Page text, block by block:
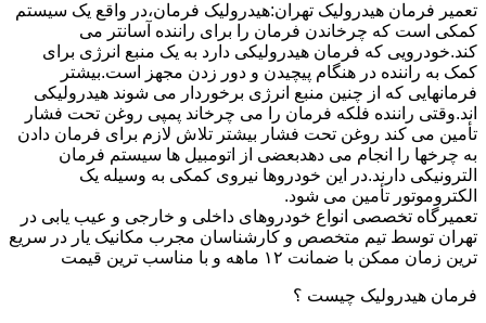
تعمیر فرمان هیدرولیک تهران:هیدرولیک فرمان،در واقع یک سیستم
کمکی است که چرخاندن فرمان را برای راننده آسانتر می
کند.خودرویی که فرمان هیدرولیکی دارد به یک منبع انرژی برای
کمک به راننده در هنگام پیچیدن و دور زدن مجهز است.بیشتر
فرمانهایی که از چنین منبع انرژی برخوردار می شوند هیدرولیکی
اند.وقتی راننده فلکه فرمان را می چرخاند پمپی روغن تحت فشار
تأمین می کند روغن تحت فشار بیشتر تلاش لازم برای فرمان دادن
به چرخها را انجام می دهدبعضی از اتومبیل ها سیستم فرمان
الترونیکی دارند.در این خودروها نیروی کمکی به وسیله یک
الکتروموتور تأمین می شود.
تعمیرگاه تخصصی انواع خودروهای داخلی و خارجی و عیب یابی در
تهران توسط تیم متخصص و کارشناسان مجرب مکانیک یار در سریع
ترین زمان ممکن با ضمانت ۱۲ ماهه و با مناسب ترین قیمت
فرمان هیدرولیک چیست ؟